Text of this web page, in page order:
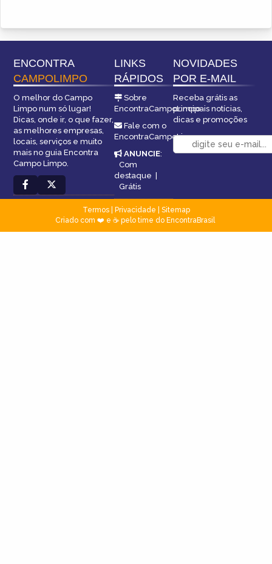
ENCONTRA
CAMPOLIMPO
O melhor do Campo
Limpo num só lugar!
Dicas, onde ir, o que fazer,
as melhores empresas,
locais, serviços e muito
mais no guia Encontra
Campo Limpo.
LINKS
RÁPIDOS
Sobre
EncontraCampoLimpo
Fale com o
EncontraCampoLimpo
ANUNCIE:
Com
destaque |
Grátis
NOVIDADES
POR E-MAIL
Receba grátis as
principais notícias,
dicas e promoções
Termos| Privacidade
Sitemap
Criado com ❤️ e ☕ pelo time do EncontraBrasil